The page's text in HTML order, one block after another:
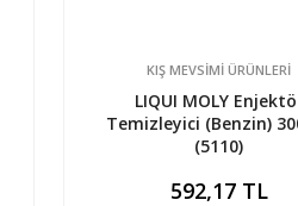
KIŞ MEVSİMİ ÜRÜNLERİ
LIQUI MOLY
Temizleyici (Benzin)
(5110)
592,17 TL